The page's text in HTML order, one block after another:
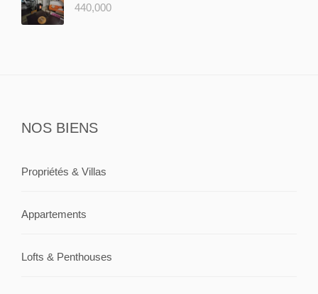
440,000
NOS BIENS
Propriétés & Villas
Appartements
Lofts & Penthouses